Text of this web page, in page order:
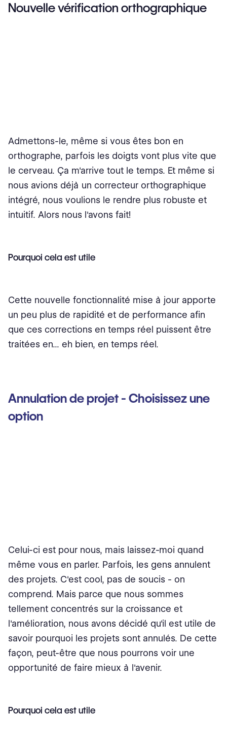
Nouvelle vérification orthographique
Admettons-le, même si vous êtes bon en
orthographe, parfois les doigts vont plus vite que
le cerveau. Ça m'arrive tout le temps. Et même si
nous avions déjà un correcteur orthographique
intégré, nous voulions le rendre plus robuste et
intuitif. Alors nous l'avons fait!
Pourquoi cela est utile
Cette nouvelle fonctionnalité mise à jour apporte
un peu plus de rapidité et de performance afin
que ces corrections en temps réel puissent être
traitées en... eh bien, en temps réel.
Annulation de projet - Choisissez une
option
Celui-ci est pour nous, mais laissez-moi quand
même vous en parler. Parfois, les gens annulent
des projets. C'est cool, pas de soucis - on
comprend. Mais parce que nous sommes
tellement concentrés sur la croissance et
l'amélioration, nous avons décidé qu'il est utile de
savoir pourquoi les projets sont annulés. De cette
façon, peut-être que nous pourrons voir une
opportunité de faire mieux à l'avenir.
Pourquoi cela est utile